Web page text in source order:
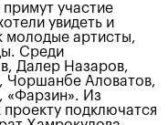
участие
увидеть и
молодые артисты,
Среди
Далер Назаров,
Чоршанбе Аловатов,
«Фарзин». Из
подключатся